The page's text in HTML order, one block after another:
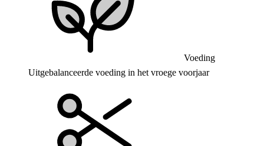
Voeding
Uitgebalanceerde voeding in het vroege voorjaar